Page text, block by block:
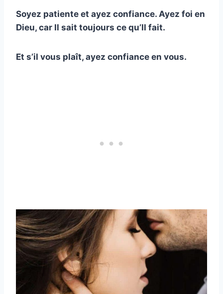
Soyez patiente et ayez confiance. Ayez foi en
Dieu, car Il sait toujours ce qu’Il fait.
Et s’il vous plaît, ayez confiance en vous.